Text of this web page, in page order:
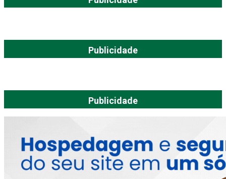
Publicidade
Publicidade